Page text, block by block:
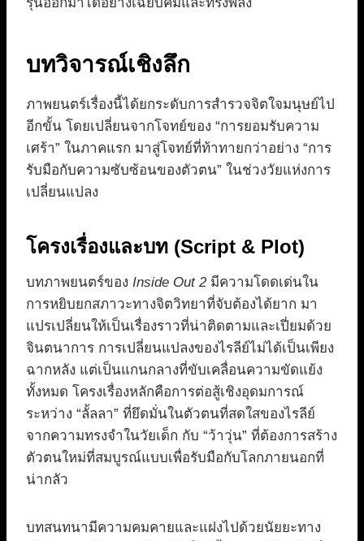
บทวิจารณ์เชิงลึก
ภาพยนตร์เรื่องนี้ได้ยกระดับการสำรวจจิตใจมนุษย์ไป
อีกขั้น โดยเปลี่ยนจากโจทย์ของ “การยอมรับความ
เศร้า” ในภาคแรก มาสู่โจทย์ที่ท้าทายกว่าอย่าง “การ
รับมือกับความซับซ้อนของตัวตน” ในช่วงวัยแห่งการ
เปลี่ยนแปลง
โครงเรื่องและบท (Script & Plot)
บทภาพยนตร์ของ Inside Out 2มีความโดดเด่นใน
การหยิบยกสภาวะทางจิตวิทยาที่จับต้องได้ยาก มา
แปรเปลี่ยนให้เป็นเรื่องราวที่น่าติดตามและเปี่ยมด้วย
จินตนาการ การเปลี่ยนแปลงของไรลีย์ไม่ได้เป็นเพียง
ฉากหลัง แต่เป็นแกนกลางที่ขับเคลื่อนความขัดแย้ง
ทั้งหมด โครงเรื่องหลักคือการต่อสู้เชิงอุดมการณ์
ระหว่าง “ลั้ลลา” ที่ยึดมั่นในตัวตนที่สดใสของไรลีย์
จากความทรงจำในวัยเด็ก กับ “ว้าวุ่น” ที่ต้องการสร้าง
ตัวตนใหม่ที่สมบูรณ์แบบเพื่อรับมือกับโลกภายนอกที่
น่ากลัว
บทสนทนามีความคมคายและแฝงไปด้วยนัยยะทาง